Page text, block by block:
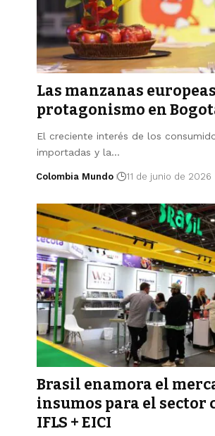
Las manzanas
protagonismo en
El creciente interés de los
importadas y la…
Colombia Mundo 11 de junio de 2026
Brasil enamora el
insumos para el sector
IFLS + EICI